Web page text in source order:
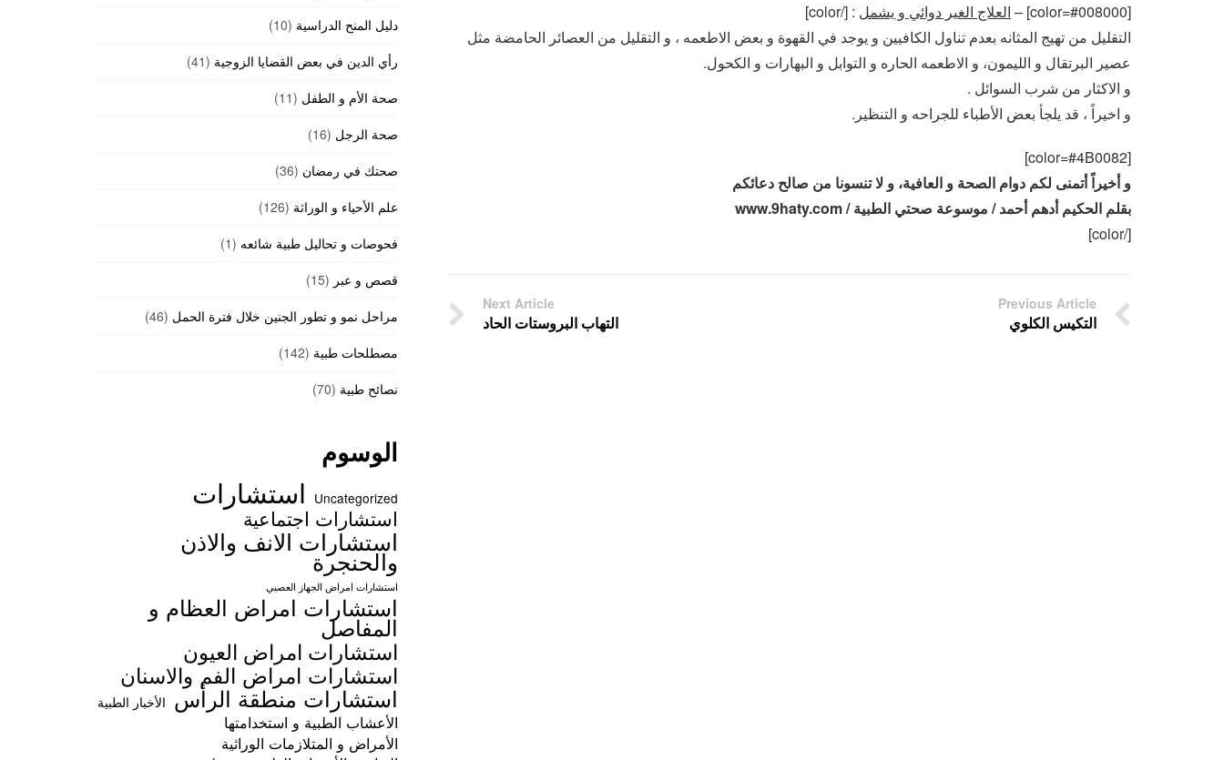
[color=#008000] –
العلاج الغير دوائي و يشمل : [/color]
التقليل من تهيج المثانه بعدم تناول الكافيين و يوجد في القهوة و بعض الاطعمه ، و التقليل من العصائر الحامضة مثل
عصير البرتقال و الليمون، و الاطعمه الحاره و التوابل و البهارات و الكحول.
و الاكثار من شرب السوائل .
و اخيراً ، قد يلجأ بعض الأطباء للجراحه و التنظير.
[color=#4B0082]
و أخيراً أتمنى لكم دوام الصحة و العافية، و لا تنسونا من صالح دعائكم
بقلم الحكيم أدهم أحمد / موسوعة صحتي الطبية / www.9haty.com
[/color]
Previous Article
التكيس الكلوي
Next Article
التهاب البروستات الحاد
دليل المنح الدراسية (10)
رأي الدين في بعض القضايا الزوجية (41)
صحة الأم و الطفل (11)
صحة الرجل (16)
صحتك في رمضان (36)
علم الأحياء و الوراثة (126)
فحوصات و تحاليل طبية شائعه (1)
قصص و عبر (15)
مراحل نمو و تطور الجنين خلال فترة الحمل (46)
مصطلحات طبية (142)
نصائح طبية (70)
الوسوم
Uncategorized استشارات
استشارات اجتماعية
استشارات الانف والاذن
والحنجرة
استشارات امراض الجهاز العصبي
استشارات امراض العظام و
المفاصل
استشارات امراض العيون
استشارات امراض الفم والاسنان
استشارات منطقة الرأس الأخبار الطبية
الأعشاب الطبية و استخدامتها
الأمراض و المتلازمات الوراثية